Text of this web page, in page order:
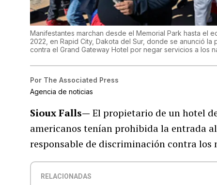
Manifestantes marchan desde el Memorial Park hasta el
2022, en Rapid City, Dakota del Sur, donde se anunció
contra el Grand Gateway Hotel por negar servicios a los
Por The Associated Press
Agencia de noticias
Sioux Falls— El propietario de un hotel
americanos tenían prohibida la entrada
responsable de discriminación contra los
RELACIONADAS